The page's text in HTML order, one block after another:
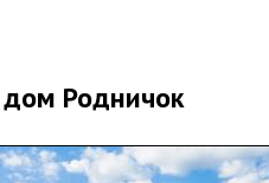
Родничок